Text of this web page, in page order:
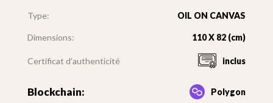
Type: OIL ON CANVAS
Dimensions: 110 X 82 (cm)
Certificat d'authenticité inclus
Blockchain: Polygon